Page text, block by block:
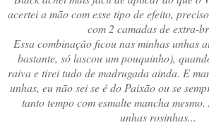
acertei a mão com esse tipo de efeito,
com 2 camadas de extra-
Essa combinação ficou nas minhas unhas
bastante, só lascou um pouquinho),
raiva e tirei tudo de madrugada ainda. E
unhas, eu não sei se é do Paixão ou se
tanto tempo com esmalte mancha
unhas rosinhas...